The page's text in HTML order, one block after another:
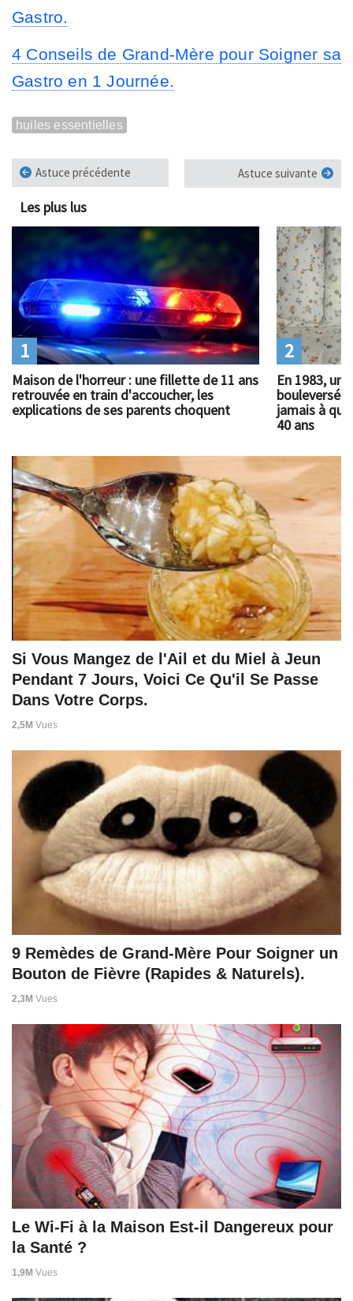
Gastro.
4 Conseils de Grand-Mère pour Soigner sa
Gastro en 1 Journée.
huiles essentielles
Astuce précédente Astuce suivante
Les plus lus
Maison de l'horreur : une fillette de 11 ans
retrouvée en train d'accoucher, les
explications de ses parents choquent
1
En 1983, un
bouleversé
jamais à
40 ans
2
Si Vous Mangez de l'Ail et du Miel à Jeun
Pendant 7 Jours, Voici Ce Qu'il Se Passe
Dans Votre Corps.
2,5M Vues
9 Remèdes de Grand-Mère Pour Soigner un
Bouton de Fièvre (Rapides & Naturels).
2,3M Vues
Le Wi-Fi à la Maison Est-il Dangereux pour
la Santé ?
1,9M Vues